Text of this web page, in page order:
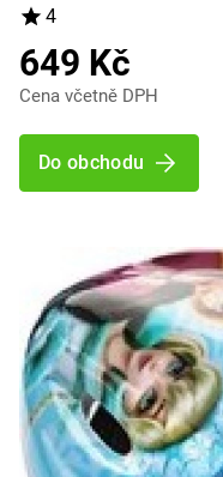
4
649 Kč
Cena včetně DPH
Do obchodu